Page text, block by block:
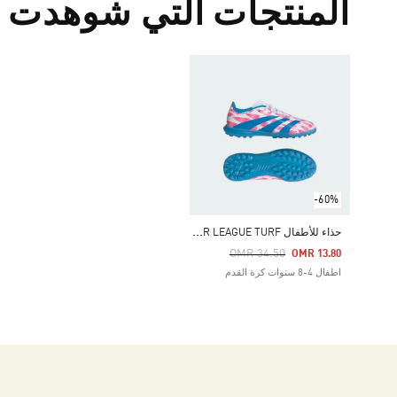
المنتجات التي شوهدت
-60%
ح
ذاء للأطفال PREDATOR LEAGUE TURF
Price Reduced From
OMR 34.50
To OMR 13.80
اطفال 4-8 سنوات كرة القدم